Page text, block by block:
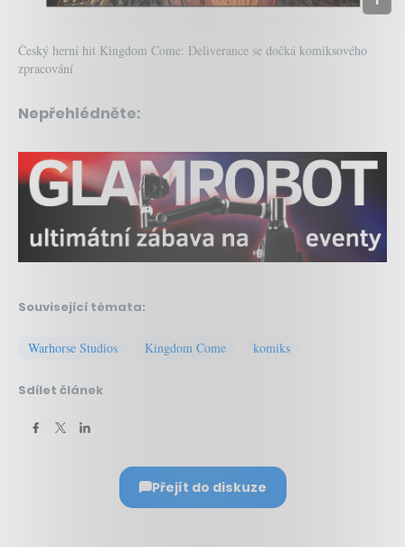
Český herní hit Kingdom Come: Deliverance se dočká komiksového
zpracování
Nepřehlédněte:
Související témata:
Warhorse Studios Kingdom Come komiks
Sdílet článek
Přejít do diskuze